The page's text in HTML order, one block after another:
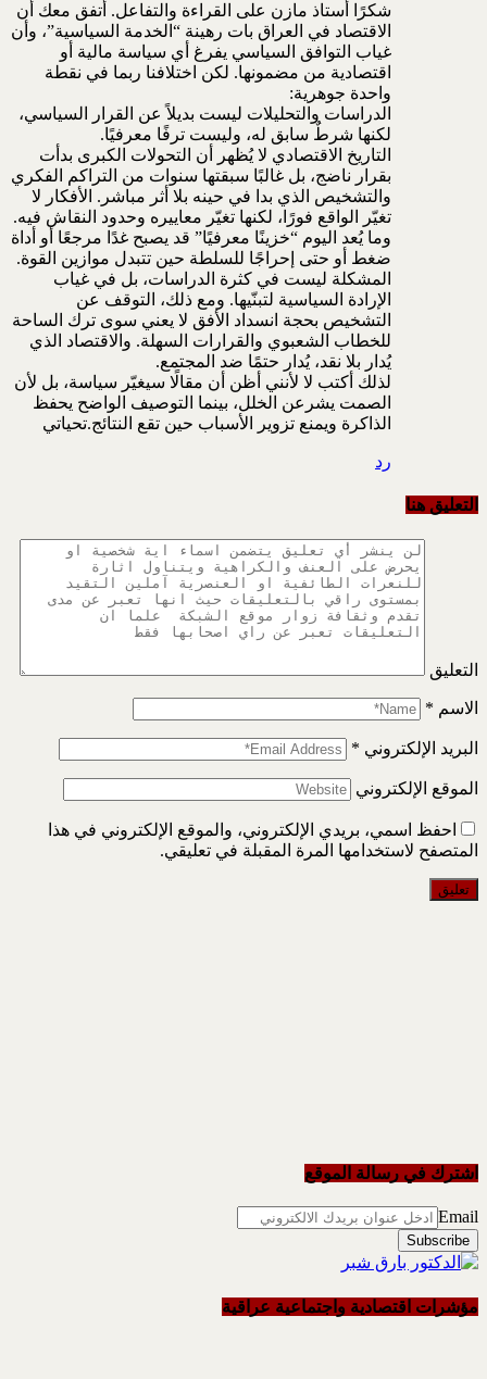
شكرًا أستاذ مازن على القراءة والتفاعل. أتفق معك أن
الاقتصاد في العراق بات رهينة “الخدمة السياسية”، وأن
غياب التوافق السياسي يفرغ أي سياسة مالية أو
اقتصادية من مضمونها. لكن اختلافنا ربما في نقطة
واحدة جوهرية:
الدراسات والتحليلات ليست بديلاً عن القرار السياسي،
لكنها شرطٌ سابق له، وليست ترفًا معرفيًا.
التاريخ الاقتصادي لا يُظهر أن التحولات الكبرى بدأت
بقرار ناضج، بل غالبًا سبقتها سنوات من التراكم الفكري
والتشخيص الذي بدا في حينه بلا أثر مباشر. الأفكار لا
تغيّر الواقع فورًا، لكنها تغيّر معاييره وحدود النقاش فيه.
وما يُعد اليوم “خزينًا معرفيًا” قد يصبح غدًا مرجعًا أو أداة
ضغط أو حتى إحراجًا للسلطة حين تتبدل موازين القوة.
المشكلة ليست في كثرة الدراسات، بل في غياب
الإرادة السياسية لتبنّيها. ومع ذلك، التوقف عن
التشخيص بحجة انسداد الأفق لا يعني سوى ترك الساحة
للخطاب الشعبوي والقرارات السهلة. والاقتصاد الذي
يُدار بلا نقد، يُدار حتمًا ضد المجتمع.
لذلك أكتب لا لأنني أظن أن مقالًا سيغيّر سياسة، بل لأن
الصمت يشرعن الخلل، بينما التوصيف الواضح يحفظ
الذاكرة ويمنع تزوير الأسباب حين تقع النتائج.تحياتي
رد
التعليق هنا
التعليق
الاسم *
البريد الإلكتروني *
الموقع الإلكتروني
احفظ اسمي، بريدي الإلكتروني، والموقع الإلكتروني في هذا
المتصفح لاستخدامها المرة المقبلة في تعليقي.
اشترك في رسالة الموقع
Email
مؤشرات اقتصادية واجتماعية عراقية